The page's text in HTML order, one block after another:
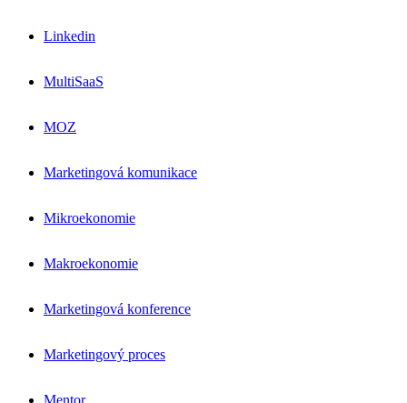
Linkedin
MultiSaaS
MOZ
Marketingová komunikace
Mikroekonomie
Makroekonomie
Marketingová konference
Marketingový proces
Mentor